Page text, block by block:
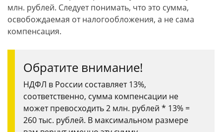
млн. рублей. Следует понимать, что это сумма,
освобождаемая от налогообложения, а не сама
компенсация.
Обратите внимание!
НДФЛ в России составляет 13%,
соответственно, сумма компенсации не
может превосходить 2 млн. рублей * 13% =
260 тыс. рублей. В максимальном размере